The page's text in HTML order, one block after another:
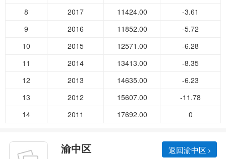
8
2017 11424.00
-3.61
9
2016 11852.00
-5.72
10
2015 12571.00
-6.28
11
2014 13413.00
-8.35
12
2013 14635.00
-6.23
13
2012 15607.00
-11.78
14
2011 17692.00 0
渝中区 返回渝中区